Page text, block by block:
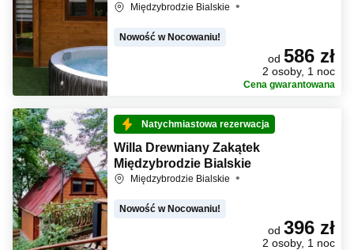
Międzybrodzie Bialskie
Nowość w Nocowaniu!
od 586 zł
2 osoby, 1 noc
Cena gwarantowana
Natychmiastowa rezerwacja
Willa Drewniany Zakątek
Międzybrodzie Bialskie
Międzybrodzie Bialskie
Nowość w Nocowaniu!
od 396 zł
2 osoby, 1 noc